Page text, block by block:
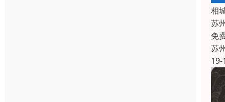
相
苏
免
苏
19-